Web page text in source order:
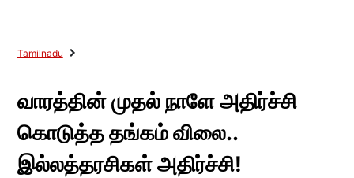
Tamilnadu
வாரத்தின் முதல் நாளே அதிர்ச்சி
கொடுத்த தங்கம் விலை..
இல்லத்தரசிகள் அதிர்ச்சி!